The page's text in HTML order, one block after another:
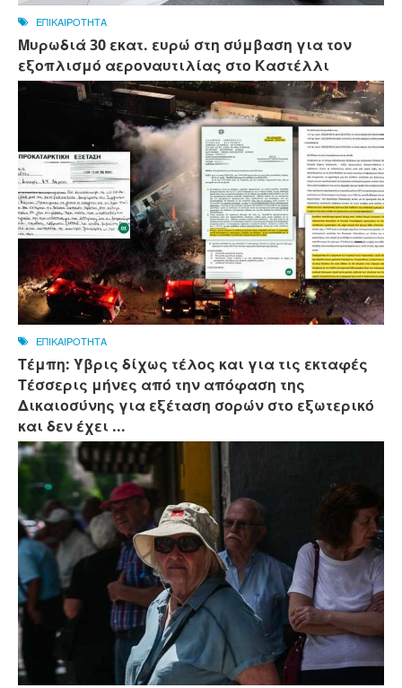
ΕΠΙΚΑΙΡΟΤΗΤΑ
Μυρωδιά 30 εκατ. ευρώ στη σύμβαση για τον
εξοπλισμό αεροναυτιλίας στο Καστέλλι
ΕΠΙΚΑΙΡΟΤΗΤΑ
Τέμπη: Ύβρις δίχως τέλος και για τις εκταφές
Τέσσερις μήνες από την απόφαση της
Δικαιοσύνης για εξέταση σορών στο εξωτερικό
και δεν έχει ...